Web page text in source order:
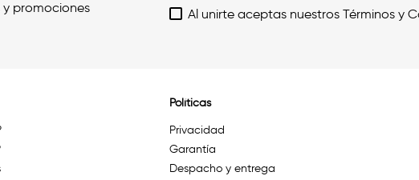
promociones
Al unirte aceptas nuestros Términos y
Políticas
Privacidad
Garantía
Despacho y entrega